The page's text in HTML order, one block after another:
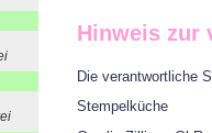
Hinweis zur
Die verantwortliche
Stempelküche